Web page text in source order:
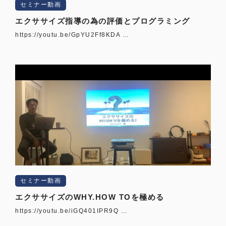
セミナー動画
エクササイズ指導の為の評価とプログラミング
https://youtu.be/GpYU2Ff8KDA …
セミナー動画
エクササイズのWHY.HOW TOを極める
https://youtu.be/iGQ401IPR9Q …